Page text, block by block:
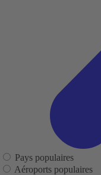
Pays populaires
Aéroports populaires